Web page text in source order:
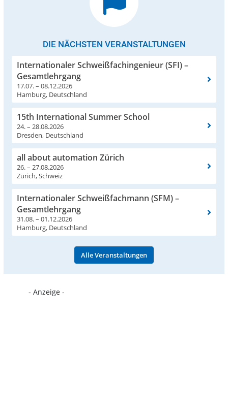
DIE NÄCHSTEN VERANSTALTUNGEN
Internationaler Schweißfachingenieur (SFI) –
Gesamtlehrgang
17.07. – 08.12.2026
Hamburg, Deutschland
15th International Summer School
24. – 28.08.2026
Dresden, Deutschland
all about automation Zürich
26. – 27.08.2026
Zürich, Schweiz
Internationaler Schweißfachmann (SFM) –
Gesamtlehrgang
31.08. – 01.12.2026
Hamburg, Deutschland
Alle Veranstaltungen
- Anzeige -